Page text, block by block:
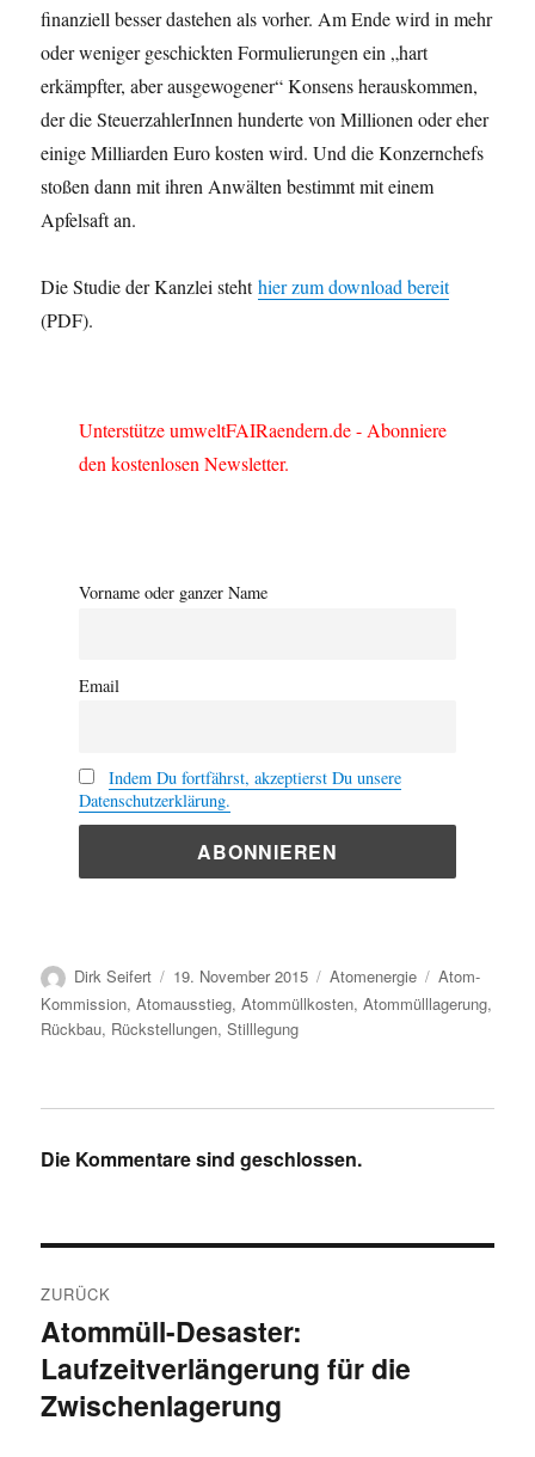
finanziell besser dastehen als vorher. Am Ende wird in mehr
oder weniger geschickten Formulierungen ein „hart
erkämpfter, aber ausgewogener“ Konsens herauskommen,
der die SteuerzahlerInnen hunderte von Millionen oder eher
einige Milliarden Euro kosten wird. Und die Konzernchefs
stoßen dann mit ihren Anwälten bestimmt mit einem
Apfelsaft an.
Die Studie der Kanzlei stehthier zum download bereit
(PDF).
Unterstütze umweltFAIRaendern.de - Abonniere
den kostenlosen Newsletter.
Vorname oder ganzer Name
Email
Indem Du fortfährst, akzeptierst Du unsere
Datenschutzerklärung.
Autor
Dirk Seifert
Veröffentlicht
am
19. November 2015 Kategorien
Atomenergie Schlagwörter
Atom-
Kommission,Atomausstieg,Atommüllkosten,Atommülllagerung,
Rückbau, Rückstellungen,Stilllegung
Die Kommentare sind geschlossen.
ZURÜCK
Vorheriger
Beitrag:
Atommüll-Desaster:
Laufzeitverlängerung für die
Zwischenlagerung